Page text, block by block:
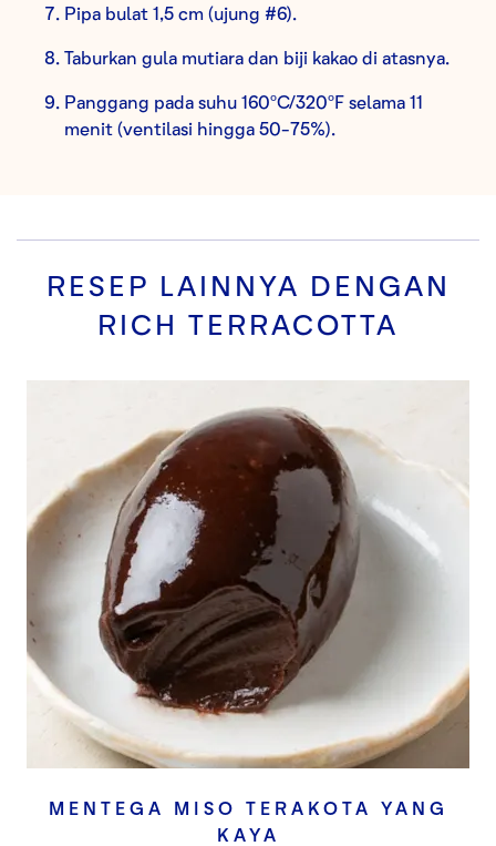
Pipa bulat 1,5 cm (ujung #6).
Taburkan gula mutiara dan biji kakao di atasnya.
Panggang pada suhu 160ºC/320ºF selama 11
menit (ventilasi hingga 50-75%).
RESEP LAINNYA DENGAN
RICH TERRACOTTA
MENTEGA MISO TERAKOTA YANG
KAYA